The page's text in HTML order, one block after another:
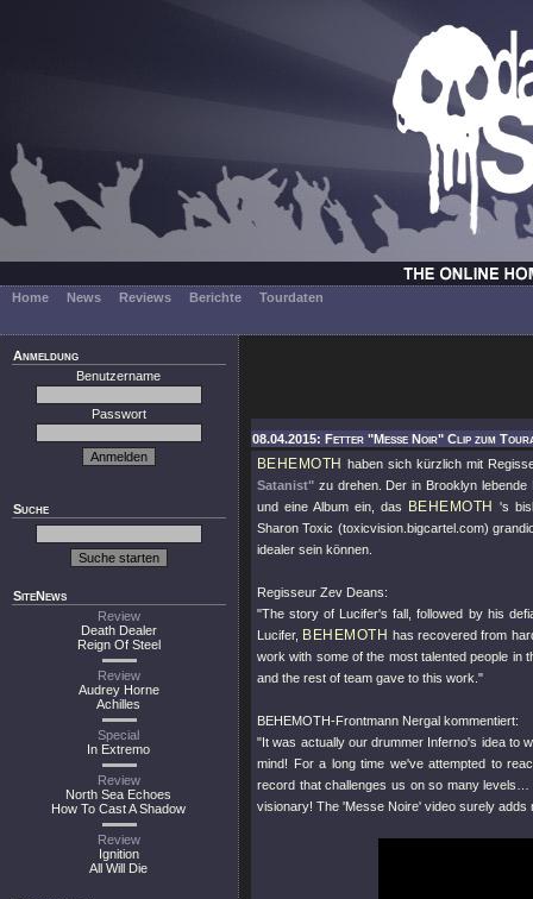
Home News Reviews Berichte Tourdaten
Anmeldung
Benutzername
Passwort
Suche
SiteNews
Review
Death Dealer
Reign Of Steel
Review
Audrey Horne
Achilles
Special
In Extremo
Review
North Sea Echoes
How To Cast A Shadow
Review
Ignition
All Will Die
08.04.2015: Fetter "Messe Noir" Clip zum
BEHEMOTH haben sich kürzlich mit
Satanist" zu drehen. Der in Brooklyn lebende
und eine Album ein, das
BEHEMOTH
's
Sharon Toxic (toxicvision.bigcartel.com)
idealer sein können.
Regisseur Zev Deans:
"The story of Lucifer's fall, followed by his
Lucifer, BEHEMOTH has recovered from
work with some of the most talented people in
and the rest of team gave to this work."
BEHEMOTH-Frontmann Nergal kommentiert:
"It was actually our drummer Inferno's idea to
mind! For a long time we've attempted to
record that challenges us on so many
visionary! The 'Messe Noire' video surely